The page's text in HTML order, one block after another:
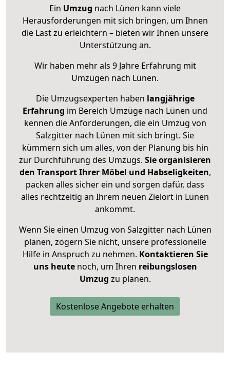
Ein Umzug nach Lünen kann viele
Herausforderungen mit sich bringen, um Ihnen
die Last zu erleichtern – bieten wir Ihnen unsere
Unterstützung an.
Wir haben mehr als 9 Jahre Erfahrung mit
Umzügen nach Lünen.
Die Umzugsexperten haben langjährige
Erfahrung im Bereich Umzüge nach Lünen und
kennen die Anforderungen, die ein Umzug von
Salzgitter nach Lünen mit sich bringt. Sie
kümmern sich um alles, von der Planung bis hin
zur Durchführung des Umzugs. Sie organisieren
den Transport Ihrer Möbel und Habseligkeiten,
packen alles sicher ein und sorgen dafür, dass
alles rechtzeitig an Ihrem neuen Zielort in Lünen
ankommt.
Wenn Sie einen Umzug von Salzgitter nach Lünen
planen, zögern Sie nicht, unsere professionelle
Hilfe in Anspruch zu nehmen. Kontaktieren Sie
uns heutenoch, um Ihren reibungslosen
Umzug zu planen.
Kostenlose Angebote erhalten